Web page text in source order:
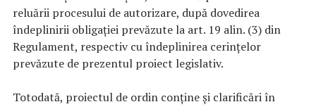
reluării procesului de autorizare, după dovedirea
îndeplinirii obligației prevăzute la art. 19 alin. (3) din
Regulament, respectiv cu îndeplinirea cerințelor
prevăzute de prezentul proiect legislativ.
Totodată, proiectul de ordin conține și clarificări în